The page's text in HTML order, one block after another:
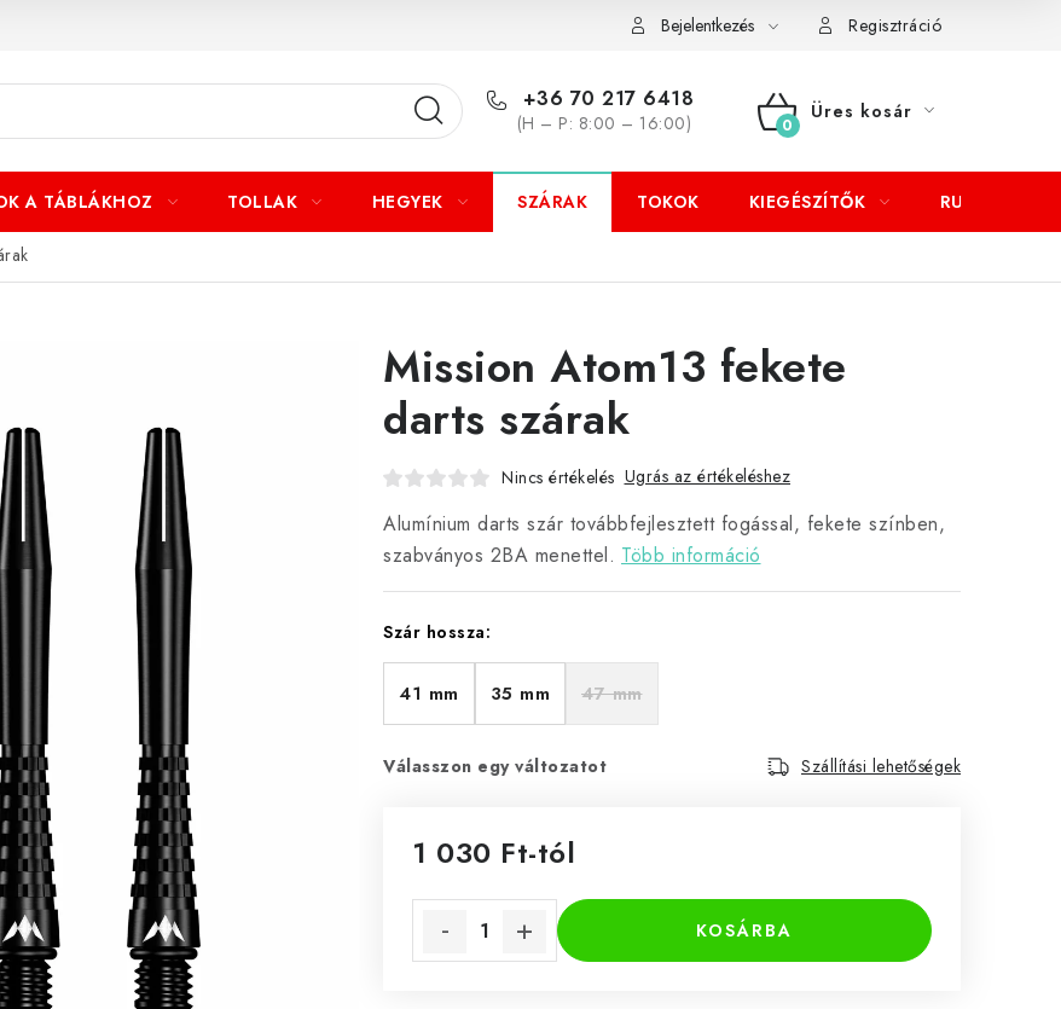
Bejelentkezés Regisztráció
+36 70 217 6418
(H – P: 8:00 – 16:00) KOSÁR
Üres kosár
A TÁBLÁKHOZ TOLLAK HEGYEK SZÁRAK TOKOK KIEGÉSZÍTŐK RUHÁZAT
Mission Atom13 fekete
darts szárak
Nincs értékelés Ugrás az értékeléshez
Alumínium darts szár továbbfejlesztett fogással, fekete színben,
szabványos 2BA menettel. Több információ
Szár hossza:
41 mm 35 mm 47 mm
Válasszon egy változatot Szállítási lehetőségek
1 030 Ft-tól
KOSÁRBA